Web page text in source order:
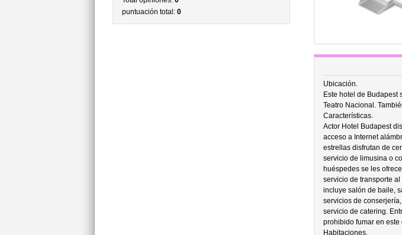
puntuación total: 0
Ubicación.
Este hotel de Budapest
Teatro Nacional.
Características.
Actor Hotel Budapest
acceso a Internet
estrellas disfrutan de
servicio de limusina o
huéspedes se les
servicio de transporte
incluye salón de baile,
servicios de
servicio de catering.
prohibido fumar en este
Habitaciones.